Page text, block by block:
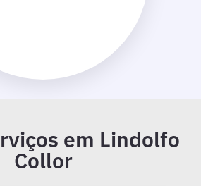
em Lindolfo
Collor